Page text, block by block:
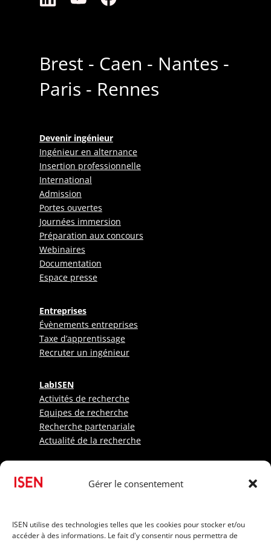
Gérer le consentement
ISEN utilise des technologies telles que les cookies pour stocker et/ou
accéder à des informations. Le fait d'y consentir nous permettra de
Brest - Caen - Nantes -
Paris - Rennes
Devenir ingénieur
Ingénieur en alternance
Insertion professionnelle
International
Admission
Portes ouvertes
Journées immersion
Préparation aux concours
Webinaires
Documentation
Espace presse
Entreprises
Évènements entreprises
Taxe d’apprentissage
Recruter un ingénieur
LabISEN
Activités de recherche
Equipes de recherche
Recherche partenariale
Actualité de la recherche
Etudiants
Sportifs
Frais de scolarité